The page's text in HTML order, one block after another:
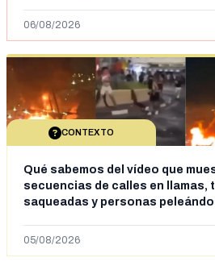
06/08/2026
CONTEXTO
Qué sabemos del vídeo que
secuencias de calles en llamas,
saqueadas y personas
situación irregular a Ceuta
05/08/2026